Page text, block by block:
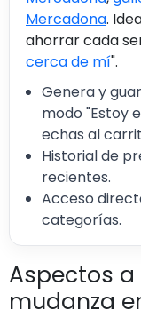
Mercadona.
ahorrar cada
cerca de mí".
Genera y
modo "Estoy
echas al
Historial de
recientes.
Acceso
categorías.
Aspectos
mudanza